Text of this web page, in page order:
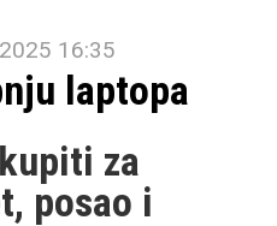
16:35
laptopa
za
posao i